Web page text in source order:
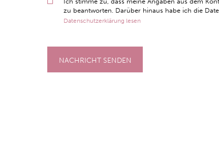
zu beantworten. Darüber hinaus habe ich die
Datenschutzerklärung lesen
NACHRICHT SENDEN